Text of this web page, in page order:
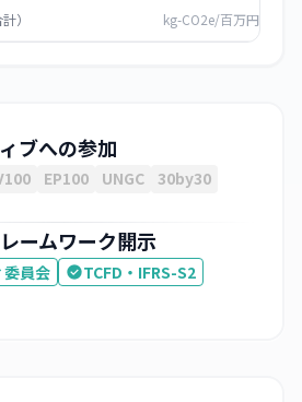
） kg-CO2e/百万円
ブへの参加
EP100 UNGC 30by30
ームワーク開示
委員会
TCFD・IFRS-S2